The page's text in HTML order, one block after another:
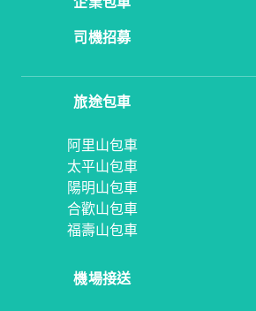
司機招募
旅途包車
阿里山包車
太平山包車
陽明山包車
合歡山包車
福壽山包車
機場接送